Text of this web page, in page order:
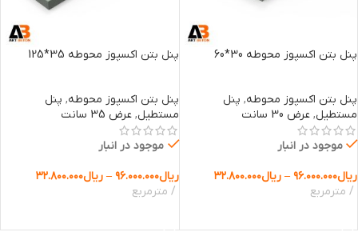
پنل بتن اکسپوز محوطه 30*60
پنل بتن اکسپوز محوطه, پنل
مستطیل, عرض 30 سانت
موجود در انبار
ریال۹۶.۰۰۰.۰۰۰ – ریال۳۲.۸۰۰.۰۰۰
مترمربع
پنل بتن اکسپوز محوطه 35*125
پنل بتن اکسپوز محوطه, پنل
مستطیل, عرض 35 سانت
موجود در انبار
ریال۹۶.۰۰۰.۰۰۰ – ریال۳۲.۸۰۰.۰۰۰
مترمربع